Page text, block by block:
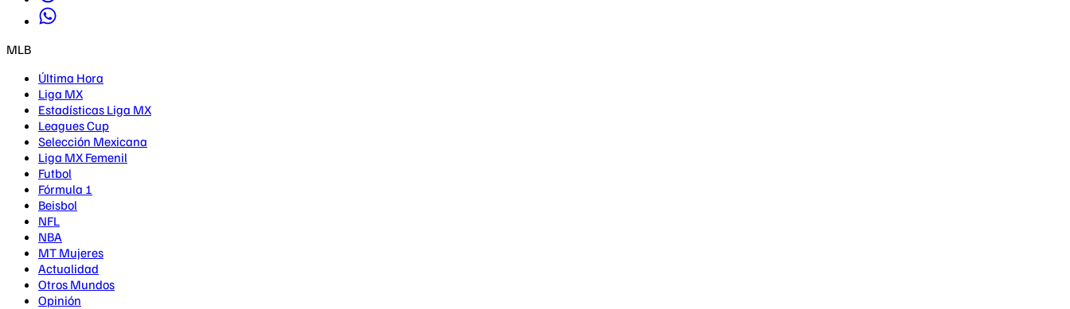
MLB
Última Hora
Liga MX
Estadísticas Liga MX
Leagues Cup
Selección Mexicana
Liga MX Femenil
Futbol
Fórmula 1
Beisbol
NFL
NBA
MT Mujeres
Actualidad
Otros Mundos
Opinión